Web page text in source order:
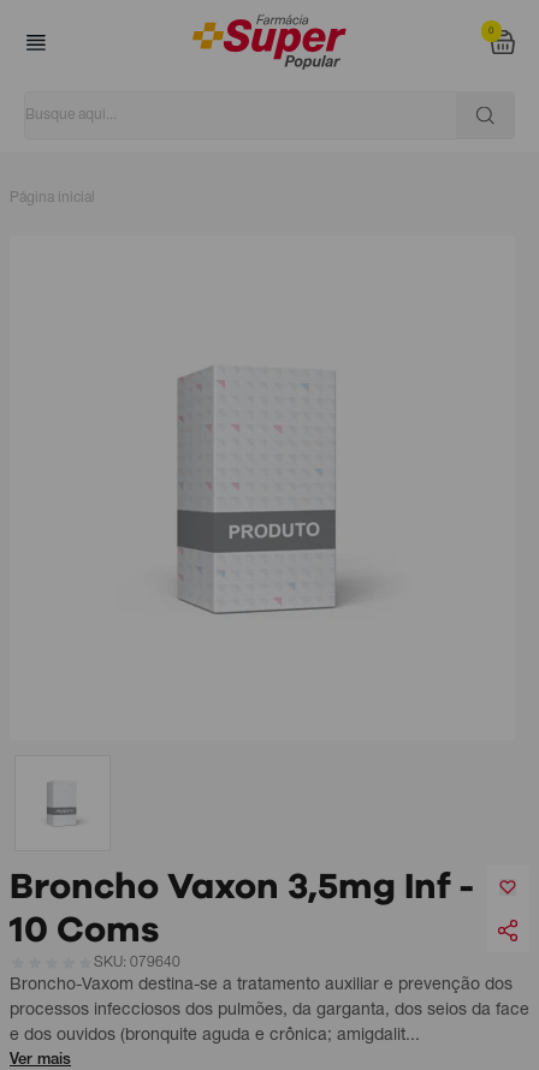
0
Página inicial
Broncho Vaxon 3,5mg Inf -
10 Coms
SKU: 079640
Broncho-Vaxom destina-se a tratamento auxiliar e prevenção dos
processos infecciosos dos pulmões, da garganta, dos seios da face
e dos ouvidos (bronquite aguda e crônica; amigdalit...
Ver mais